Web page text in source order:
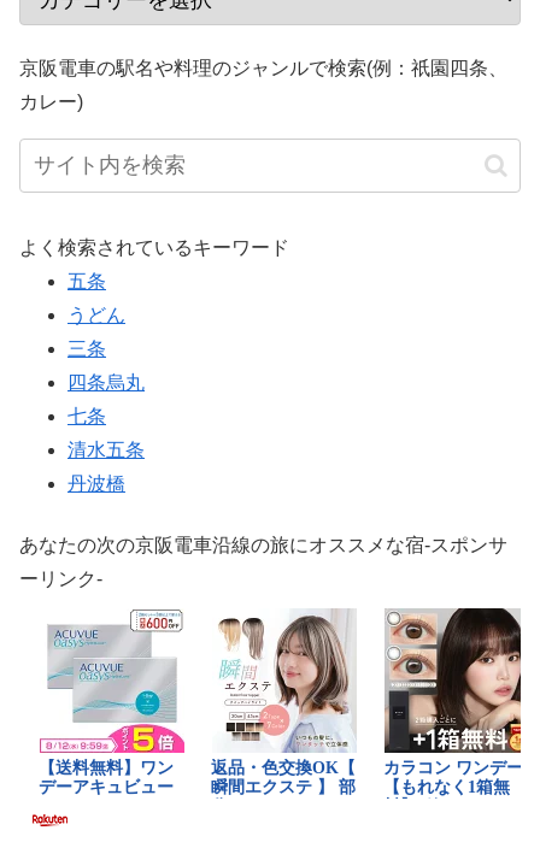
京阪電車の駅名や料理のジャンルで検索(例：祇園四条、
カレー)
よく検索されているキーワード
五条
うどん
三条
四条烏丸
七条
清水五条
丹波橋
あなたの次の京阪電車沿線の旅にオススメな宿-スポンサ
ーリンク-